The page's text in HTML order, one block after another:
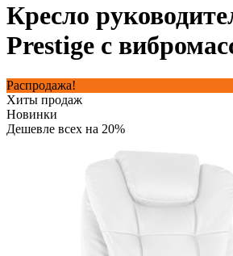
Кресло
Prestige с
Распродажа!
Хиты продаж
Новинки
Дешевле всех на 20%